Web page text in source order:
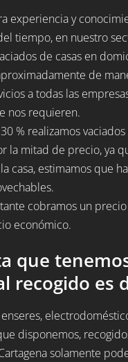
experiencia y
tiempo, en nuestro
de casas en
de
a todas las
nos requieren.
% realizamos
la mitad de precio, ya
casa, estimamos que
cobramos un
económico.
que
recogido es
disponemos,
solamente